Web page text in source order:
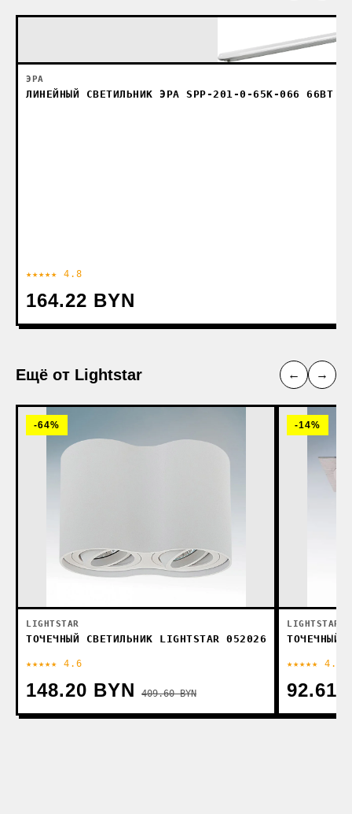
ЭРА
ЛИНЕЙНЫЙ СВЕТИЛЬНИК ЭРА SPP-201-0-65K-066 66ВТ
★★★★★ 4.8
164.22 BYN
Ещё от Lightstar ← →
-64%
LIGHTSTAR
ТОЧЕЧНЫЙ СВЕТИЛЬНИК LIGHTSTAR 052026
★★★★★ 4.6
148.20 BYN 409.60 BYN
-14%
LIGHTSTAR
ТОЧЕЧНЫЙ
★★★★★ 4.9
92.61